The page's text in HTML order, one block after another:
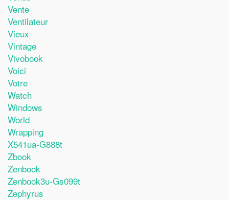
Vente
Ventilateur
Vieux
Vintage
Vivobook
Voici
Votre
Watch
Windows
World
Wrapping
X541ua-G888t
Zbook
Zenbook
Zenbook3u-Gs099t
Zephyrus